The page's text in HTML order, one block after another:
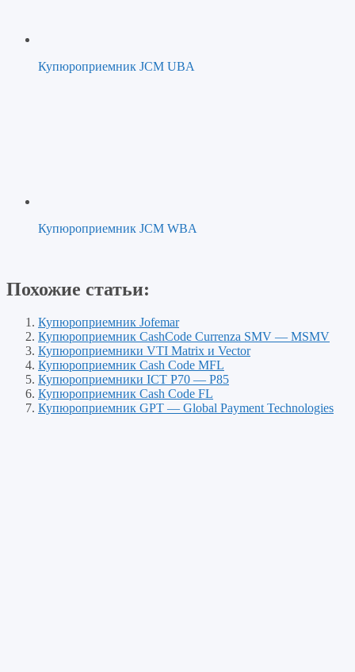
Купюроприемник JCM UBA
Купюроприемник JCM WBA
Похожие статьи:
Купюроприемник Jofemar
Купюроприемник CashCode Currenza SMV — MSMV
Купюроприемники VTI Matrix и Vector
Купюроприемник Cash Code MFL
Купюроприемники ICT P70 — P85
Купюроприемник Cash Code FL
Купюроприемник GPT — Global Payment Technologies